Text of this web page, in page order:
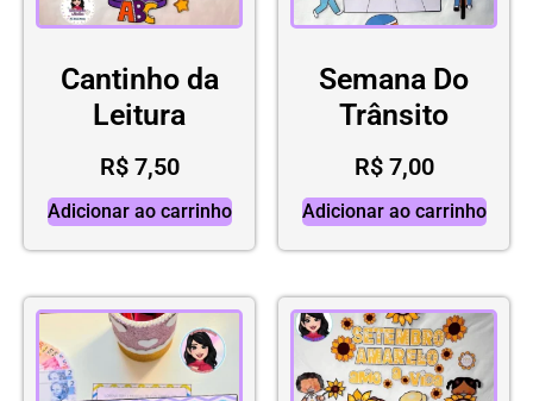
Cantinho da
Leitura
R$7,50
Adicionar ao carrinho
Semana Do
Trânsito
R$7,00
Adicionar ao carrinho